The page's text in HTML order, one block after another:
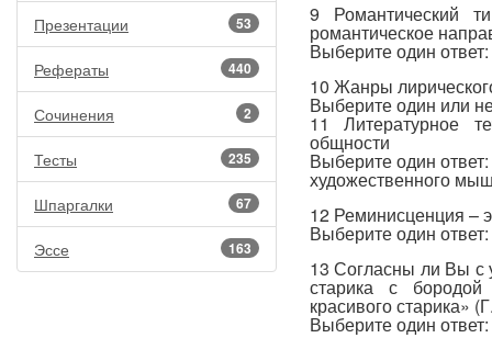
53
Презентации
440
Рефераты
2
Сочинения
235
Тесты
67
Шпаргалки
163
Эссе
9 Романтический
романтическое
Выберите один ответ:
10 Жанры
Выберите один или
11 Литературное
общности
Выберите один ответ:
художественного
12 Реминисценция –
Выберите один ответ:
13 Согласны ли Вы с
старика с бородой
красивого старика»
Выберите один ответ: